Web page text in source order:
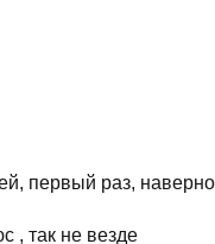
первый раз,
, так не везде